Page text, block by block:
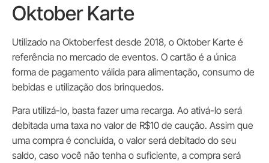
Oktober Karte
Utilizado na Oktoberfest desde 2018, o Oktober Karte é
referência no mercado de eventos. O cartão é a única
forma de pagamento válida para alimentação, consumo de
bebidas e utilização dos brinquedos.
Para utilizá-lo, basta fazer uma recarga. Ao ativá-lo será
debitada uma taxa no valor de R$10 de caução. Assim que
uma compra é concluída, o valor será debitado do seu
saldo, caso você não tenha o suficiente, a compra será